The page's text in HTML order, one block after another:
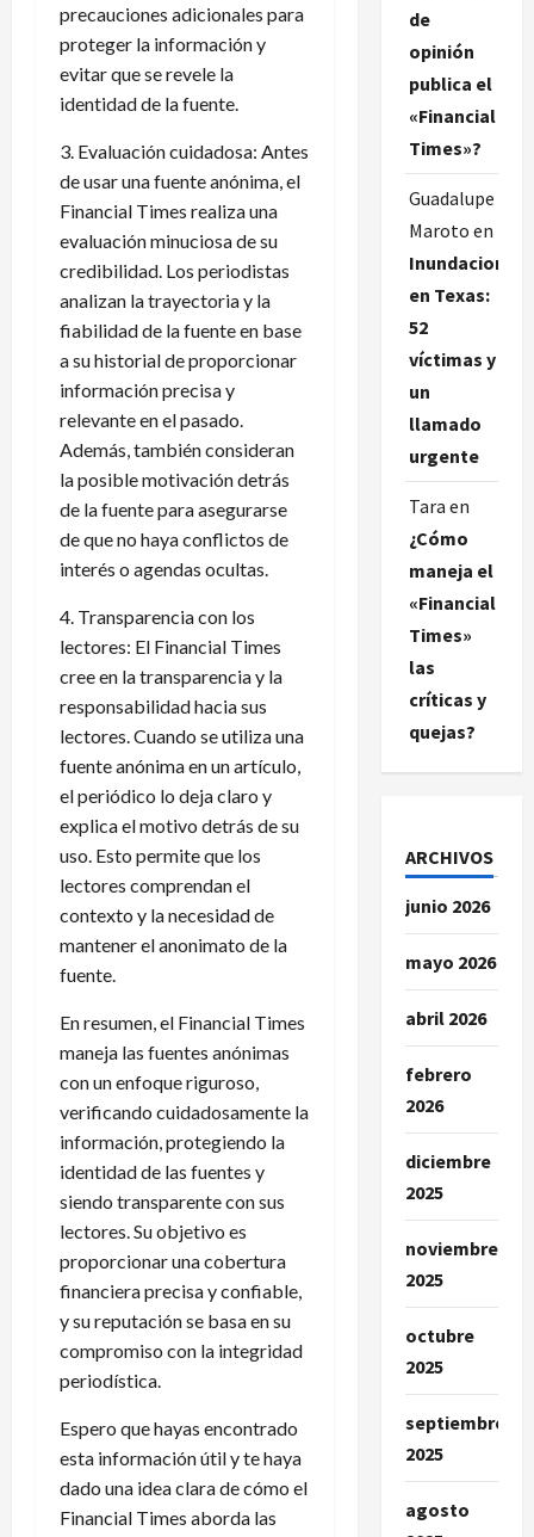
precauciones adicionales para
proteger la información y
evitar que se revele la
identidad de la fuente.
3. Evaluación cuidadosa: Antes
de usar una fuente anónima, el
Financial Times realiza una
evaluación minuciosa de su
credibilidad. Los periodistas
analizan la trayectoria y la
fiabilidad de la fuente en base
a su historial de proporcionar
información precisa y
relevante en el pasado.
Además, también consideran
la posible motivación detrás
de la fuente para asegurarse
de que no haya conflictos de
interés o agendas ocultas.
4. Transparencia con los
lectores: El Financial Times
cree en la transparencia y la
responsabilidad hacia sus
lectores. Cuando se utiliza una
fuente anónima en un artículo,
el periódico lo deja claro y
explica el motivo detrás de su
uso. Esto permite que los
lectores comprendan el
contexto y la necesidad de
mantener el anonimato de la
fuente.
En resumen, el Financial Times
maneja las fuentes anónimas
con un enfoque riguroso,
verificando cuidadosamente la
información, protegiendo la
identidad de las fuentes y
siendo transparente con sus
lectores. Su objetivo es
proporcionar una cobertura
financiera precisa y confiable,
y su reputación se basa en su
compromiso con la integridad
periodística.
Espero que hayas encontrado
esta información útil y te haya
dado una idea clara de cómo el
Financial Times aborda las
de
opinión
publica el
«Financial
Times»?
Guadalupe
Maroto en
Inundaciones
en Texas:
52
víctimas y
un
llamado
urgente
Tara en
¿Cómo
maneja el
«Financial
Times»
las
críticas y
quejas?
ARCHIVOS
junio 2026
mayo 2026
abril 2026
febrero
2026
diciembre
2025
noviembre
2025
octubre
2025
septiembre
2025
agosto